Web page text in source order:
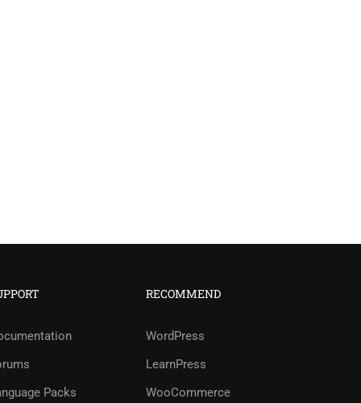
Packs
RECOMMEND
WordPress
LearnPress
WooCommerce